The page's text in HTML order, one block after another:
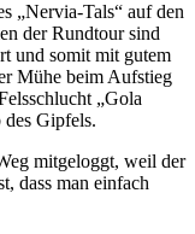
„Nervia-Tals“ auf den
der Rundtour sind
und somit mit gutem
Mühe beim Aufstieg
„Gola
des Gipfels.
mitgeloggt, weil der
dass man einfach